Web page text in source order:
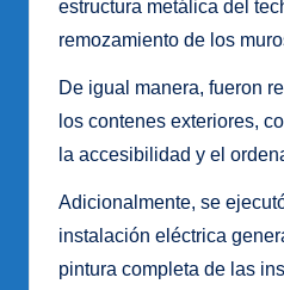
estructura metálica del
remozamiento de los
De igual manera, fueron
los contenes exteriores,
la accesibilidad y el
Adicionalmente, se
instalación eléctrica
pintura completa de las